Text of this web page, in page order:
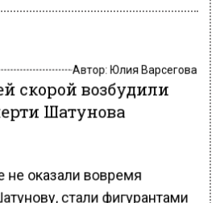
Автор:Юлия Варсегова
скорой возбудили
Шатунова
не оказали вовремя
стали фигурантами